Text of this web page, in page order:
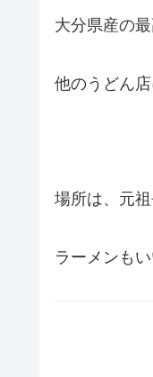
大分県産の
他のうどん
場所は、元
ラーメンも